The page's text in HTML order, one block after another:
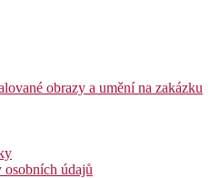
obrazy a umění na zakázku
údajů